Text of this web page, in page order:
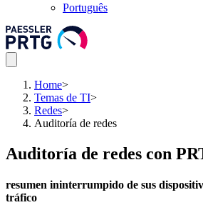
Português
Home>
Temas de TI>
Redes>
Auditoría de redes
Auditoría de redes con
resumen ininterrumpido de sus
tráfico